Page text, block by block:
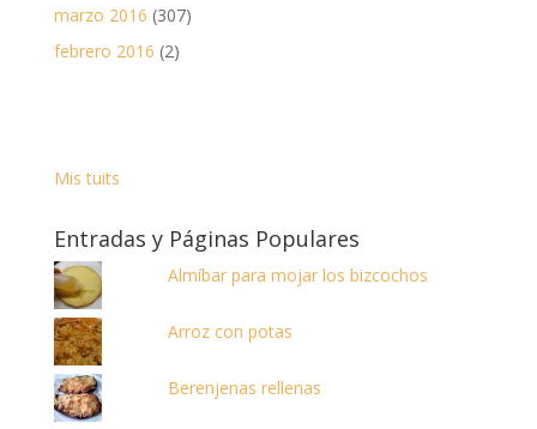
marzo 2016 (307)
febrero 2016 (2)
Mis tuits
Entradas y Páginas Populares
Almíbar para mojar los bizcochos
Arroz con potas
Berenjenas rellenas